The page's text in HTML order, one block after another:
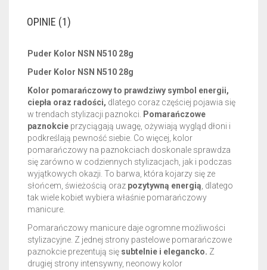
OPINIE (1)
Puder Kolor NSN N510 28g
Puder Kolor NSN N510 28g
Kolor pomarańczowy to prawdziwy symbol energii,
ciepła oraz radości, dlatego coraz częściej pojawia się
w trendach stylizacji paznokci.
Pomarańczowe
paznokcie przyciągają uwagę, ożywiają wygląd dłoni i
podkreślają pewność siebie. Co więcej, kolor
pomarańczowy na paznokciach doskonale sprawdza
się zarówno w codziennych stylizacjach, jak i podczas
wyjątkowych okazji. To barwa, która kojarzy się ze
słońcem, świeżością oraz pozytywną energią , dlatego
tak wiele kobiet wybiera właśnie pomarańczowy
manicure.
Pomarańczowy manicure daje ogromne możliwości
stylizacyjne. Z jednej strony pastelowe pomarańczowe
paznokcie prezentują się subtelnie i elegancko. Z
drugiej strony intensywny, neonowy kolor